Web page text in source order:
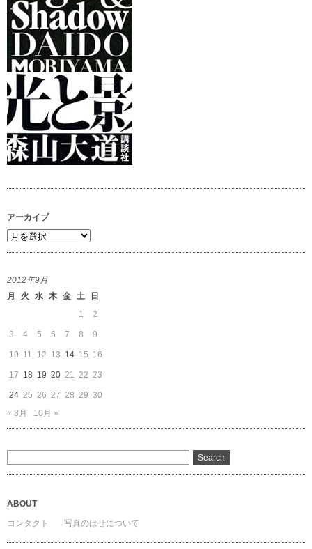
アーカイブ
ア
ー
イ
ブ
2012年9月
月
火 水 木 金 土
日
1
2
3 4 5 6 7 8 9
10 11 12 13 14 15 16
17 18 19 20 21 22 23
24 25 26 27 28 29 30
« 8月
10月 »
ABOUT
コンタクト
写真のはせについて